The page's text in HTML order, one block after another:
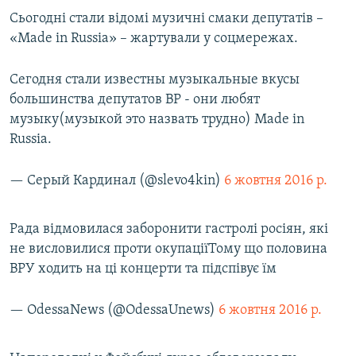
Сьогодні стали відомі музичні смаки депутатів –
«Made in Russia» – жартували у соцмережах.
Сегодня стали известны музыкальные вкусы
большинства депутатов ВР - они любят
музыку(музыкой это назвать трудно) Made in
Russia.
— Серый Кардинал (@slevo4kin) 6 жовтня 2016 р.
Рада відмовилася заборонити гастролі росіян, які
не висловилися проти окупаціїТому що половина
ВРУ ходить на ці концерти та підспівує їм
— OdessaNews (@OdessaUnews) 6 жовтня 2016 р.